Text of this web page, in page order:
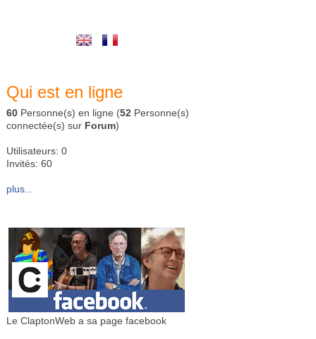
Qui est en ligne
60 Personne(s) en ligne (52 Personne(s)
connectée(s) sur Forum)
Utilisateurs: 0
Invités: 60
plus...
Le ClaptonWeb a sa page facebook